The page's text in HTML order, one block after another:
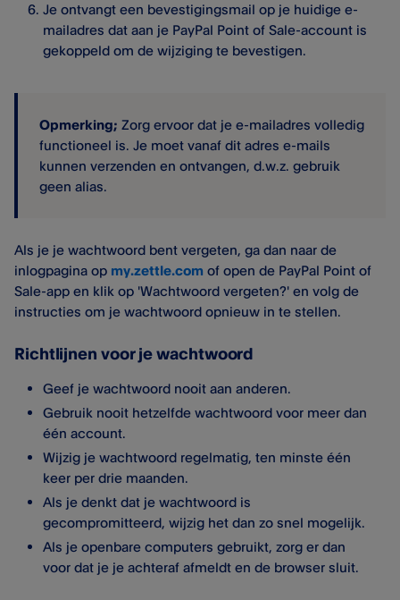
Je ontvangt een bevestigingsmail op je huidige e-
mailadres dat aan je PayPal Point of Sale-account is
gekoppeld om de wijziging te bevestigen.
Opmerking; Zorg ervoor dat je e-mailadres volledig
functioneel is. Je moet vanaf dit adres e-mails
kunnen verzenden en ontvangen, d.w.z. gebruik
geen alias.
Als je je wachtwoord bent vergeten, ga dan naar de
inlogpagina op my.zettle.com of open de PayPal Point of
Sale-app en klik op 'Wachtwoord vergeten?' en volg de
instructies om je wachtwoord opnieuw in te stellen.
Richtlijnen voor je wachtwoord
Geef je wachtwoord nooit aan anderen.
Gebruik nooit hetzelfde wachtwoord voor meer dan
één account.
Wijzig je wachtwoord regelmatig, ten minste één
keer per drie maanden.
Als je denkt dat je wachtwoord is
gecompromitteerd, wijzig het dan zo snel mogelijk.
Als je openbare computers gebruikt, zorg er dan
voor dat je je achteraf afmeldt en de browser sluit.